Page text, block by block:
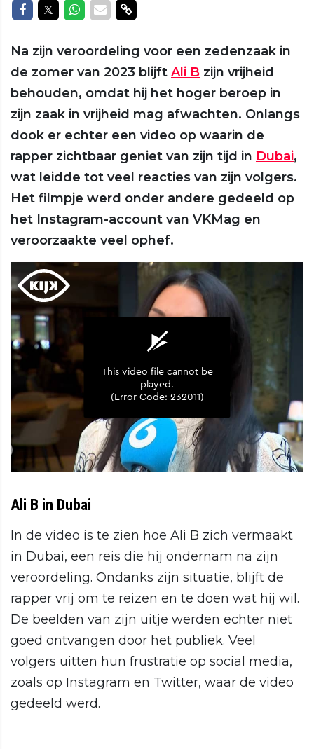
Delen op Facebook
Delen op Twitter
Delen op Whatsapp
Delen via Mail
Delen via link
Na zijn veroordeling voor een zedenzaak in
de zomer van 2023 blijft Ali B zijn vrijheid
behouden, omdat hij het hoger beroep in
zijn zaak in vrijheid mag afwachten. Onlangs
dook er echter een video op waarin de
rapper zichtbaar geniet van zijn tijd in Dubai,
wat leidde tot veel reacties van zijn volgers.
Het filmpje werd onder andere gedeeld op
het Instagram-account van VKMag en
veroorzaakte veel ophef.
Ali B in Dubai
In de video is te zien hoe Ali B zich vermaakt
in Dubai, een reis die hij ondernam na zijn
veroordeling. Ondanks zijn situatie, blijft de
rapper vrij om te reizen en te doen wat hij wil.
De beelden van zijn uitje werden echter niet
goed ontvangen door het publiek. Veel
volgers uitten hun frustratie op social media,
zoals op Instagram en Twitter, waar de video
gedeeld werd.